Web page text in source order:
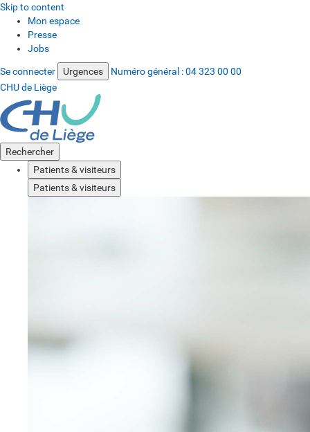
Skip to content
Mon espace
Presse
Jobs
Se connecter Urgences Numéro général :04 323 00 00
CHU de Liège
Rechercher
Patients & visiteurs
Patients & visiteurs